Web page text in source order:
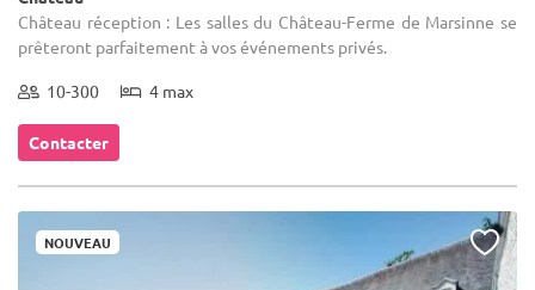
Château réception : Les salles du Château-Ferme de Marsinne se
prêteront parfaitement à vos événements privés.
10-300 4 max
Contacter
NOUVEAU